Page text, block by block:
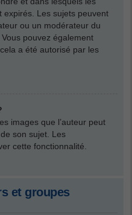
expirés. Les sujets peuvent
ou un modérateur du
pouvez également
a été autorisé par les
images que l’auteur peut
son sujet. Les
cette fonctionnalité.
et groupes